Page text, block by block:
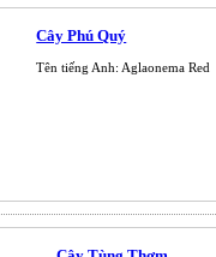
Cây Phú Quý
Tên tiếng Anh: Aglaonema Red